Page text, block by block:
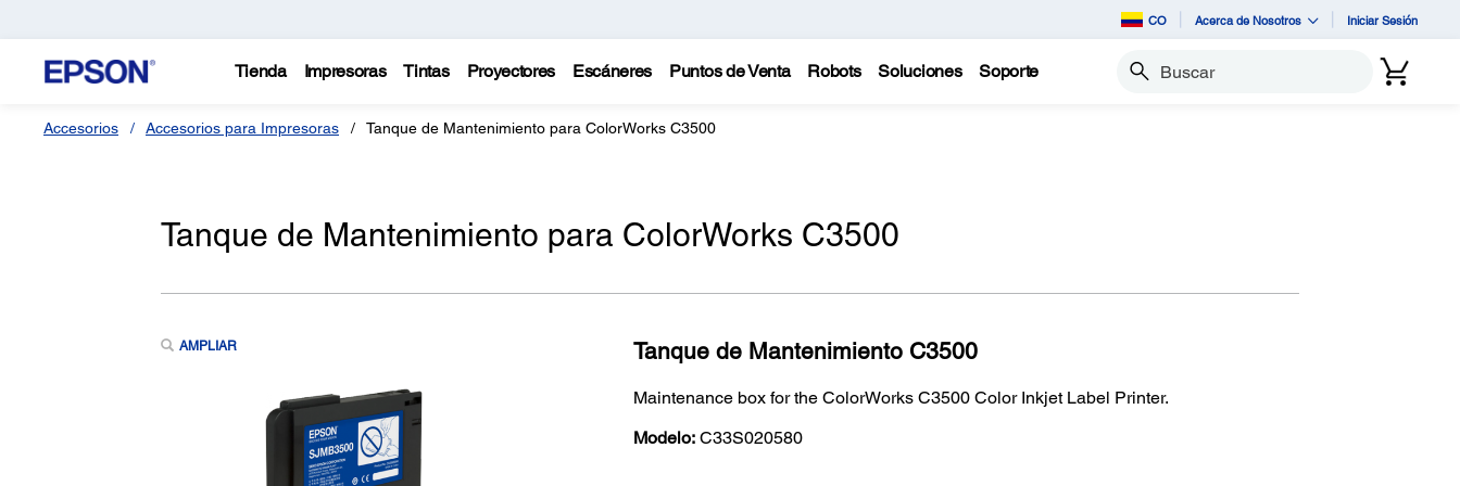
CO Acerca de Nosotros Iniciar Sesión
Tienda Impresoras Tintas Proyectores Escáneres Puntos de Venta Robots Soluciones Soporte Buscar
Accesorios Accesorios para Impresoras Tanque de Mantenimiento para ColorWorks C3500
Tanque de Mantenimiento para ColorWorks C3500
AMPLIAR Tanque de Mantenimiento C3500
Maintenance box for the ColorWorks C3500 Color Inkjet Label Printer.
Modelo: C33S020580